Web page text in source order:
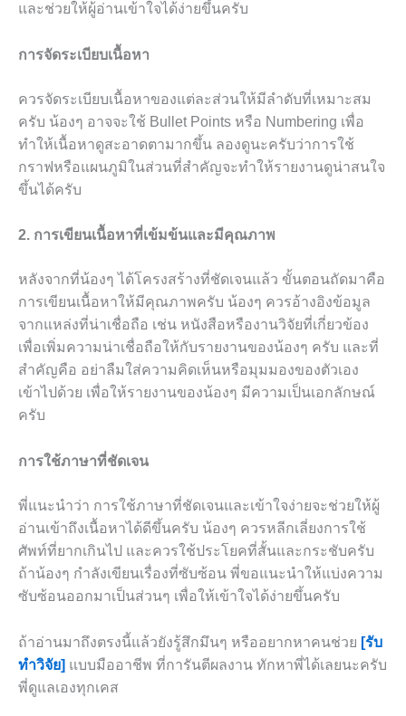
และช่วยให้ผู้อ่านเข้าใจได้ง่ายขึ้นครับ
การจัดระเบียบเนื้อหา
ควรจัดระเบียบเนื้อหาของแต่ละส่วนให้มีลำดับที่เหมาะสม
ครับ น้องๆ อาจจะใช้ Bullet Points หรือ Numbering เพื่อ
ทำให้เนื้อหาดูสะอาดตามากขึ้น ลองดูนะครับว่าการใช้
กราฟหรือแผนภูมิในส่วนที่สำคัญจะทำให้รายงานดูน่าสนใจ
ขึ้นได้ครับ
2. การเขียนเนื้อหาที่เข้มข้นและมีคุณภาพ
หลังจากที่น้องๆ ได้โครงสร้างที่ชัดเจนแล้ว ขั้นตอนถัดมาคือ
การเขียนเนื้อหาให้มีคุณภาพครับ น้องๆ ควรอ้างอิงข้อมูล
จากแหล่งที่น่าเชื่อถือ เช่น หนังสือหรืองานวิจัยที่เกี่ยวข้อง
เพื่อเพิ่มความน่าเชื่อถือให้กับรายงานของน้องๆ ครับ และที่
สำคัญคือ อย่าลืมใส่ความคิดเห็นหรือมุมมองของตัวเอง
เข้าไปด้วย เพื่อให้รายงานของน้องๆ มีความเป็นเอกลักษณ์
ครับ
การใช้ภาษาที่ชัดเจน
พี่แนะนำว่า การใช้ภาษาที่ชัดเจนและเข้าใจง่ายจะช่วยให้ผู้
อ่านเข้าถึงเนื้อหาได้ดีขึ้นครับ น้องๆ ควรหลีกเลี่ยงการใช้
ศัพท์ที่ยากเกินไป และควรใช้ประโยคที่สั้นและกระชับครับ
ถ้าน้องๆ กำลังเขียนเรื่องที่ซับซ้อน พี่ขอแนะนำให้แบ่งความ
ซับซ้อนออกมาเป็นส่วนๆ เพื่อให้เข้าใจได้ง่ายขึ้นครับ
ถ้าอ่านมาถึงตรงนี้แล้วยังรู้สึกมึนๆ หรืออยากหาคนช่วย [รับ
ทำวิจัย] แบบมืออาชีพ ที่การันตีผลงาน ทักหาพี่ได้เลยนะครับ
พี่ดูแลเองทุกเคส